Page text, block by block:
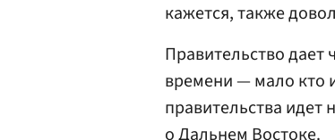
кажется, также
Правительство дает
времени — мало кто
правительства идет
о Дальнем Востоке.